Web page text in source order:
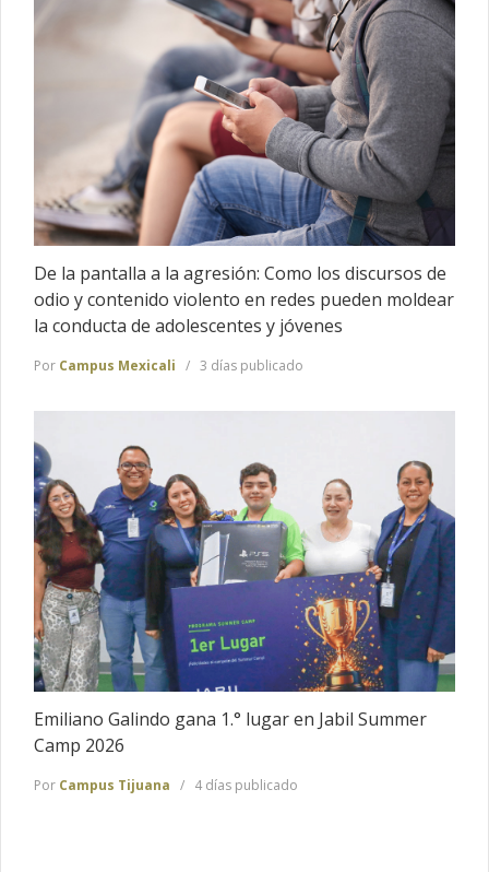
De la pantalla a la agresión: Como los discursos de
odio y contenido violento en redes pueden moldear
la conducta de adolescentes y jóvenes
Por Campus Mexicali 3 días publicado
Emiliano Galindo gana 1.° lugar en Jabil Summer
Camp 2026
Por Campus Tijuana 4 días publicado